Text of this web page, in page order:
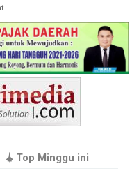
Top Minggu ini